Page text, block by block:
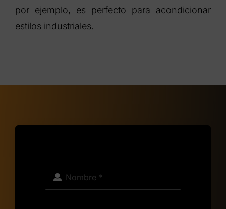
por ejemplo, es perfecto para acondicionar
estilos industriales.